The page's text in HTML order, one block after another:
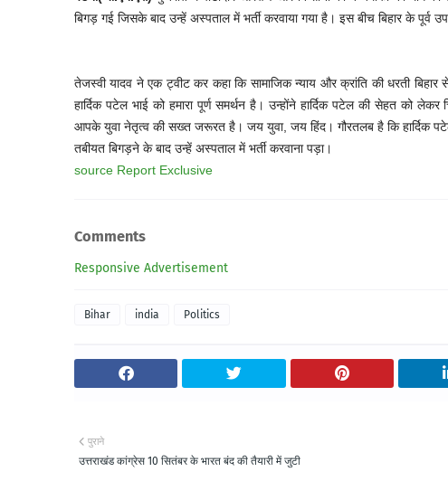
बिगड़ गई जिसके बाद उन्हें अस्पताल में भर्ती करवाया गया है। इस बीच बिहार के
तेजस्वी यादव ने एक ट्वीट कर कहा कि सामाजिक न्याय और क्रांति की धरती
हार्दिक पटेल भाई को हमारा पूर्ण समर्थन है। उन्होंने हार्दिक पटेल की सेहत
आपके युवा नेतृत्व की सख्त जरूरत है। जय युवा, जय हिंद। गौरतलब है कि
तबीयत बिगड़ने के बाद उन्हें अस्पताल में भर्ती करवाना पड़ा।
source Report Exclusive
Comments
Responsive Advertisement
Bihar india Politics
पुराने
उत्तराखंड कांग्रेस 10 सितंबर के भारत बंद की तैयारी में जुटी